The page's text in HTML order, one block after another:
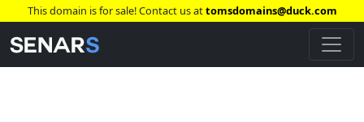
This domain is for sale! Contact us attomsdomains@duck.com